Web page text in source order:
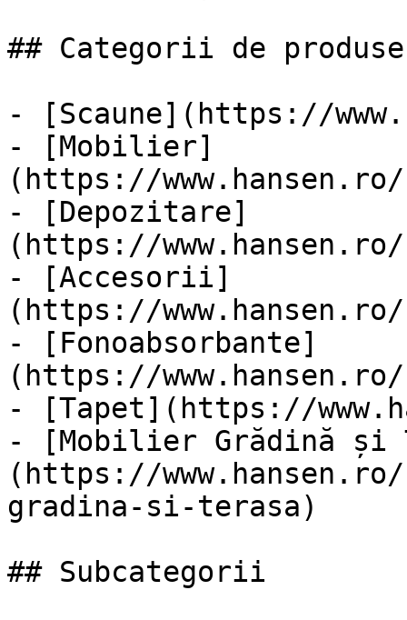
## Categorii de produse
- [Scaune](https://
- [Mobilier]
(https://
- [Depozitare]
(https://
- [Accesorii]
(https://
- [Fonoabsorbante]
(https://
- [Tapet](https://
- [Mobilier Grădină și
(https://
gradina-si-terasa)
## Subcategorii